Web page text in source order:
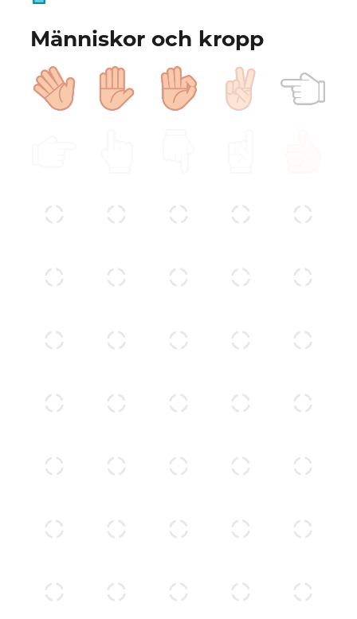
Människor och kropp